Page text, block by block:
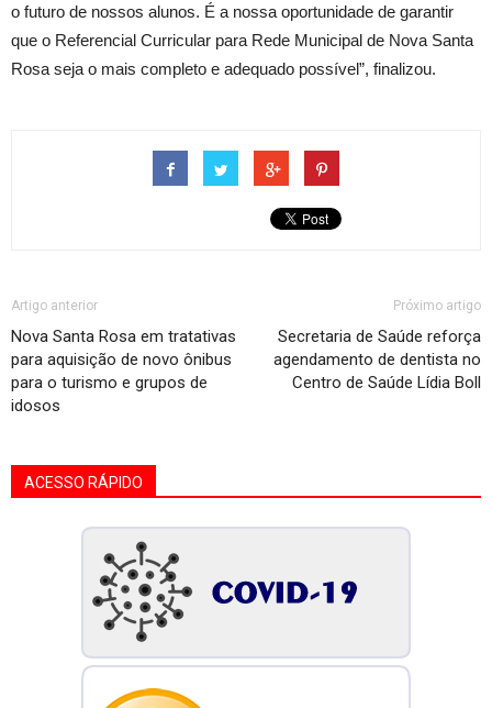
o futuro de nossos alunos. É a nossa oportunidade de garantir
que o Referencial Curricular para Rede Municipal de Nova Santa
Rosa seja o mais completo e adequado possível”, finalizou.
Artigo anterior
Nova Santa Rosa em tratativas
para aquisição de novo ônibus
para o turismo e grupos de
idosos
Próximo artigo
Secretaria de Saúde reforça
agendamento de dentista no
Centro de Saúde Lídia Boll
ACESSO RÁPIDO